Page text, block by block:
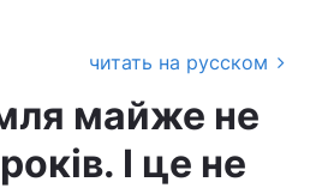
читать на русском
майже не
І це не